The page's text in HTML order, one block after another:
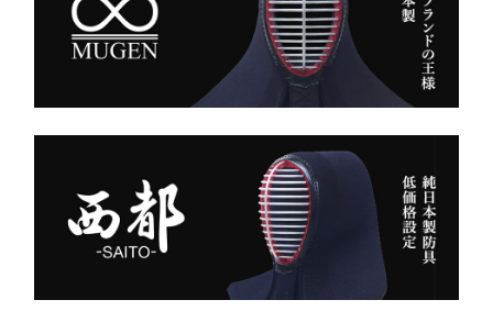
がりです。
また、日本製の高精度アイ
ロン技術と熟練の縫製によ
り、
ち姿までも凛々しく映えま
す。
ー 伝統と誇り、そして美
強い選手ほど、道具にも品
格を求める。その感性に応
える竹刀袋です。
内側は大切な竹刀をやさし
く守るクッション構造。
高密度ベルベットと日本製
ならではの精密な縫製が、
型崩れを防ぎ、長年使って
も美しい形を保ち続けま